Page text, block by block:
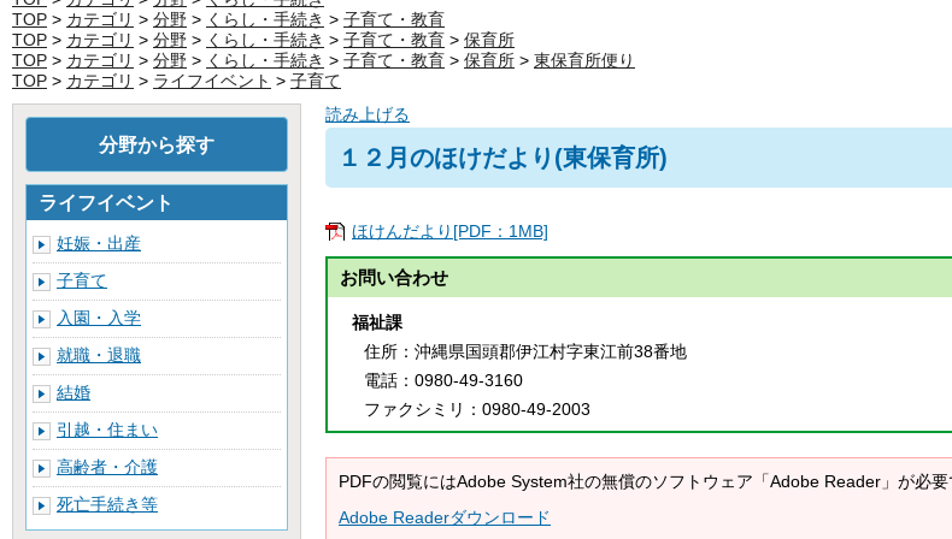
TOP > カテゴリ > 分野 > くらし・手続き > 子育て・教育
TOP > カテゴリ > 分野 > くらし・手続き > 子育て・教育 > 保育所
TOP > カテゴリ > 分野 > くらし・手続き > 子育て・教育 > 保育所 > 東保育所便り
TOP > カテゴリ > ライフイベント > 子育て
読み上げる
１２月のほけだより(東保育所)
ほけんだより[PDF：1MB]
お問い合わせ
福祉課
住所 ：沖縄県国頭郡伊江村字東江前38番地
電話 ：0980-49-3160
ファクシミリ ：0980-49-2003
PDFの閲覧にはAdobe System社の無償のソフトウェア「Adobe Reader」が必
Adobe Readerダウンロード
分野から探す
ライフイベント
妊娠・出産
子育て
入園・入学
就職・退職
結婚
引越・住まい
高齢者・介護
死亡手続き等